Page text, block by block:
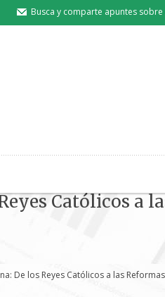
Busca y comparte apuntes
Católicos a
De los Reyes Católicos a las